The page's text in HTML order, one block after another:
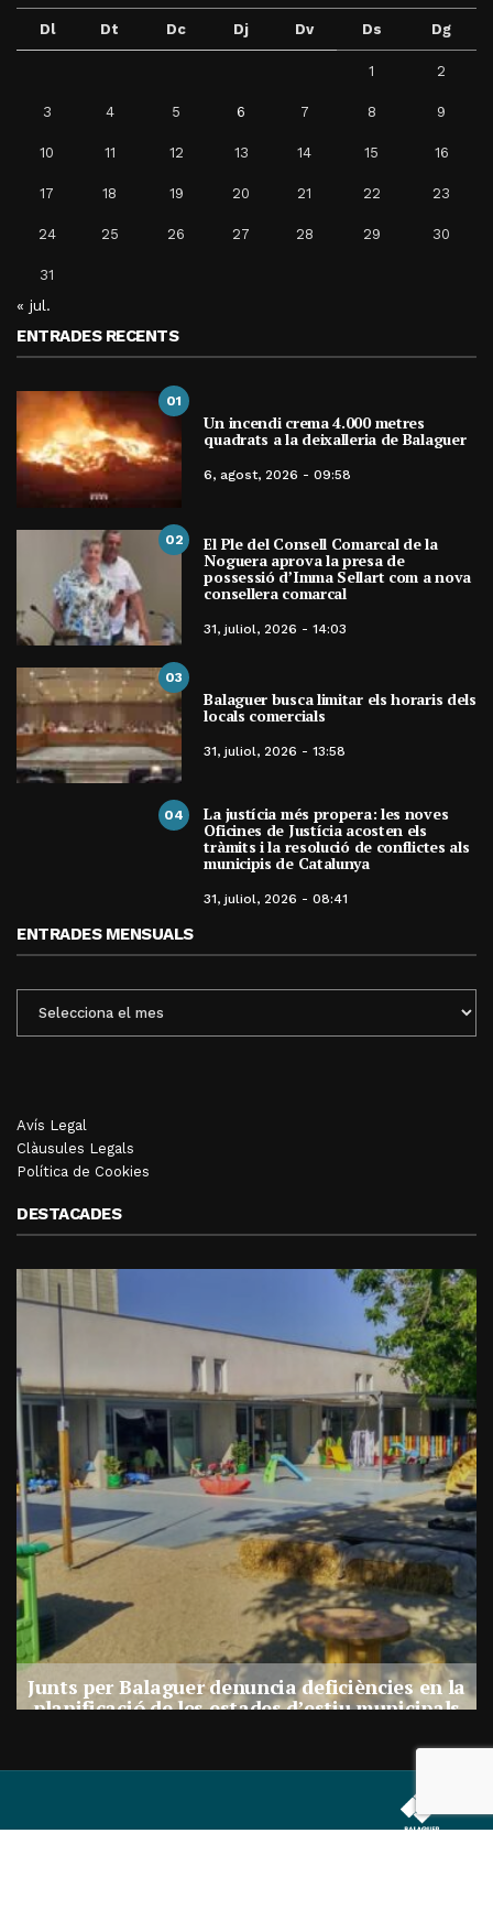
Dl Dt Dc Dj Dv Ds Dg
1 2
3 4 5 6 7 8 9
10 11 12 13 14 15 16
17 18 19 20 21 22 23
24 25 26 27 28 29 30
31
« jul.
ENTRADES RECENTS
01
Un incendi crema 4.000 metres
quadrats a la deixalleria de Balaguer
6, agost, 2026 - 09:58
02 El Ple del Consell Comarcal de la
Noguera aprova la presa de
possessió d’Imma Sellart com a nova
consellera comarcal
31, juliol, 2026 - 14:03
03
Balaguer busca limitar els horaris dels
locals comercials
31, juliol, 2026 - 13:58
04 La justícia més propera: les noves
Oficines de Justícia acosten els
tràmits i la resolució de conflictes als
municipis de Catalunya
31, juliol, 2026 - 08:41
ENTRADES MENSUALS
MENSUALS
Avís Legal
Clàusules Legals
Política de Cookies
DESTACADES
Junts per Balaguer denuncia deficiències en la
planificació de les estades d’estiu municipals